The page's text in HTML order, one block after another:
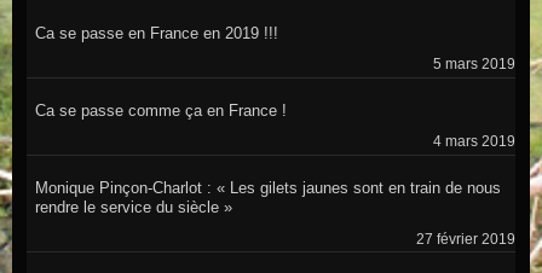
Ca se passe en France en 2019 !!!
5 mars 2019
Ca se passe comme ça en France !
4 mars 2019
Monique Pinçon-Charlot : « Les gilets jaunes sont en train de nous
rendre le service du siècle »
27 février 2019